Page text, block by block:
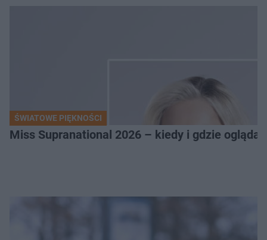
ŚWIATOWE PIĘKNOŚCI
Miss Supranational 2026 – kiedy i gdzie